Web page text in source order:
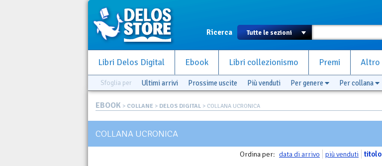
Ricerca
Libri Delos Digital Ebook Libri collezionismo Premi Altro
Sfoglia per Ultimi arrivi Prossime uscite Più venduti Per genere Per collana
EBOOK > COLLANE > DELOS DIGITAL > COLLANA UCRONICA
COLLANA UCRONICA
Ordina per: data di arrivo più venduti titolo